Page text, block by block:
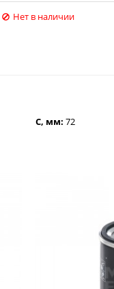
Нет в наличии
C, мм:72